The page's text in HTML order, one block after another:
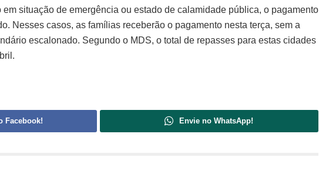
situação de emergência ou estado de calamidade pública, o pagamento
Nesses casos, as famílias receberão o pagamento nesta terça, sem a
escalonado. Segundo o MDS, o total de repasses para estas cidades
Facebook! Envie no WhatsApp!